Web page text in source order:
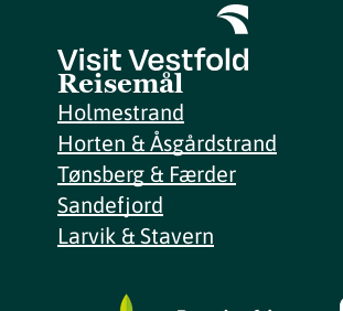
Reisemål
Holmestrand
Horten & Åsgårdstrand
Tønsberg & Færder
Sandefjord
Larvik & Stavern